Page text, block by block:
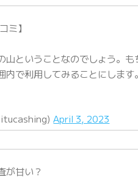
ミ】
山ということなのでしょう。
内で利用してみることにしま
April 3, 2023
が甘い？